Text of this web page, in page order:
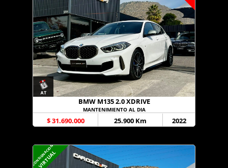
BMW M135 2.0 XDRIVE
MANTENIMIENTO AL DIA
$ 31.690.000 25.900 Km 2022
CONSIGNACION
VIRTUAL